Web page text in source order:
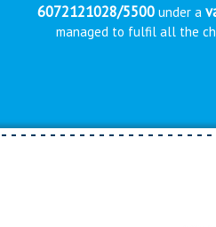
6072121028/5500 under a
managed to fulfil all the